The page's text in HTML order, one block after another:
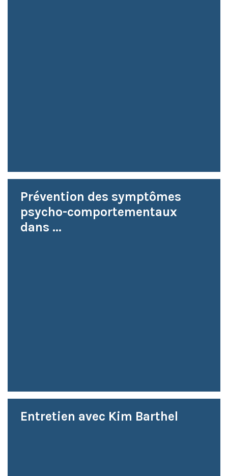
Prévention des symptômes
psycho-comportementaux
dans ...
Entretien avec Kim Barthel